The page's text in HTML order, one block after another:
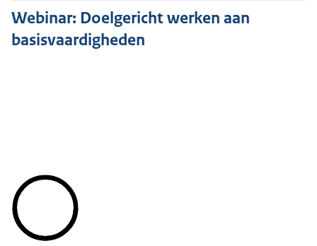
Webinar: Doelgericht werken aan
basisvaardigheden